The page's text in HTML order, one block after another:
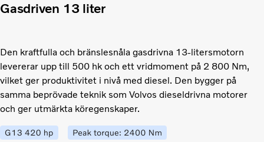
Gasdriven 13 liter
Den kraftfulla och bränslesnåla gasdrivna 13-litersmotorn
levererar upp till 500 hk och ett vridmoment på 2 800 Nm,
vilket ger produktivitet i nivå med diesel. Den bygger på
samma beprövade teknik som Volvos dieseldrivna motorer
och ger utmärkta köregenskaper.